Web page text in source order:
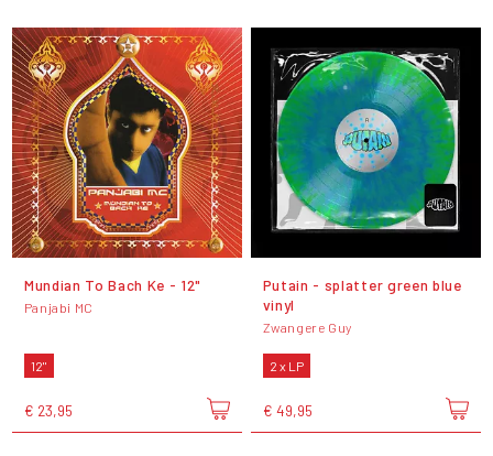
Mundian To Bach Ke - 12"
Panjabi MC
12"
€ 23,95
Putain - splatter green blue
vinyl
Zwangere Guy
2 x LP
€ 49,95